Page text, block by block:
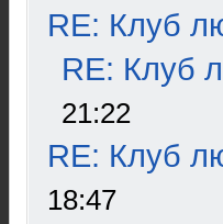
RE: Клуб
RE: Клуб
21:22
RE: Клуб
18:47